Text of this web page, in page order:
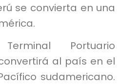
se convierta en una
Portuario
al país en el
sudamericano.